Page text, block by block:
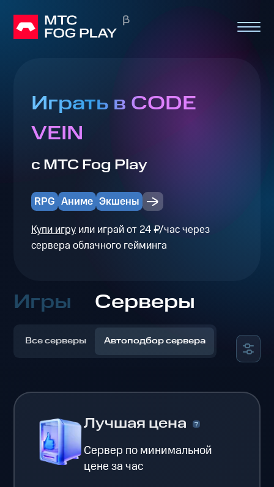
Играть в CODE
VEIN
с МТС Fog Play
RPG Аниме Экшены
Купи игруили играй от 24 ₽/час через
сервера облачного гейминга
Игры Серверы
Все серверы Автоподбор сервера
Лучшая цена
Сервер по минимальной
цене за час